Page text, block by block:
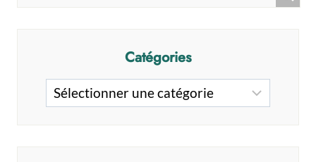
MARIECatégories
Catégories